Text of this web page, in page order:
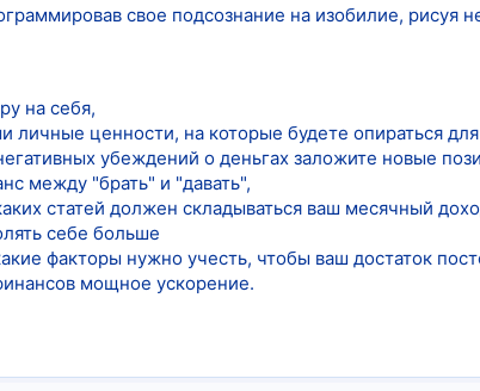
свое подсознание на изобилие, рисуя
на себя,
личные ценности, на которые будете опираться
убеждений о деньгах заложите новые
между "брать" и "давать",
статей должен складываться ваш месячный
себе больше
факторы нужно учесть, чтобы ваш достаток
мощное ускорение.